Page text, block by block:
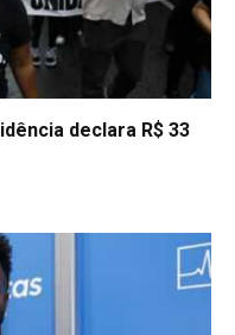
declara R$ 33